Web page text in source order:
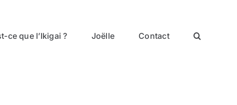
ce que l’Ikigai ? Joëlle Contact